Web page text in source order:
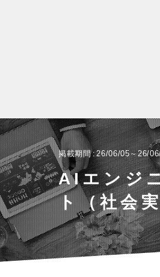
掲載期間 26/06/05～26/
AIエンジ
ト（社会